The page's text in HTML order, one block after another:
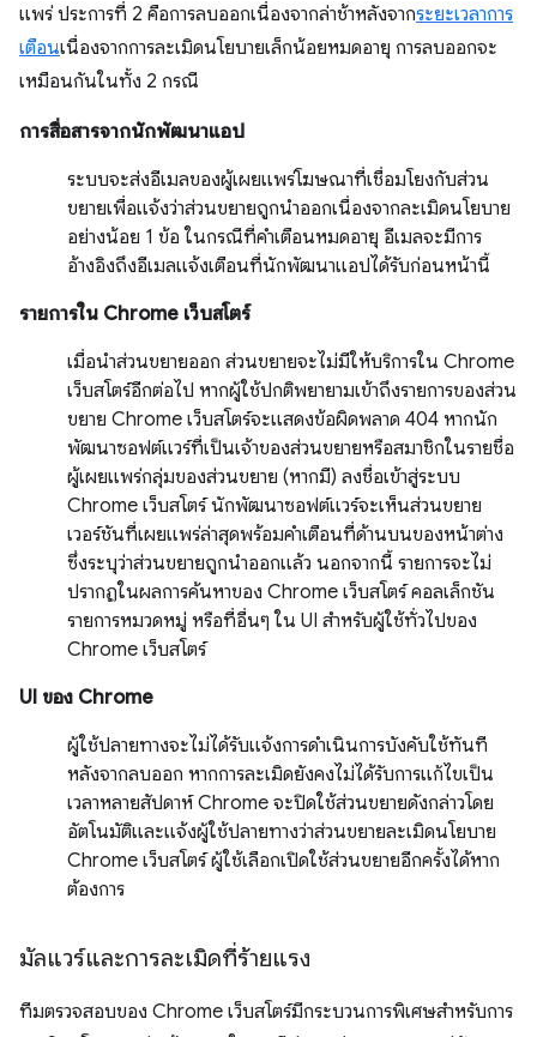
แพร่ ประการที่ 2 คือการลบออกเนื่องจากล่าช้าหลังจากระยะเวลาการ
เตือนเนื่องจากการละเมิดนโยบายเล็กน้อยหมดอายุ การลบออกจะ
เหมือนกันในทั้ง 2 กรณี
การสื่อสารจากนักพัฒนาแอป
ระบบจะส่งอีเมลของผู้เผยแพร่โฆษณาที่เชื่อมโยงกับส่วน
ขยายเพื่อแจ้งว่าส่วนขยายถูกนำออกเนื่องจากละเมิดนโยบาย
อย่างน้อย 1 ข้อ ในกรณีที่คำเตือนหมดอายุ อีเมลจะมีการ
อ้างอิงถึงอีเมลแจ้งเตือนที่นักพัฒนาแอปได้รับก่อนหน้านี้
รายการใน Chrome เว็บสโตร์
เมื่อนำส่วนขยายออก ส่วนขยายจะไม่มีให้บริการใน Chrome
เว็บสโตร์อีกต่อไป หากผู้ใช้ปกติพยายามเข้าถึงรายการของส่วน
ขยาย Chrome เว็บสโตร์จะแสดงข้อผิดพลาด 404 หากนัก
พัฒนาซอฟต์แวร์ที่เป็นเจ้าของส่วนขยายหรือสมาชิกในรายชื่อ
ผู้เผยแพร่กลุ่มของส่วนขยาย (หากมี) ลงชื่อเข้าสู่ระบบ
Chrome เว็บสโตร์ นักพัฒนาซอฟต์แวร์จะเห็นส่วนขยาย
เวอร์ชันที่เผยแพร่ล่าสุดพร้อมคำเตือนที่ด้านบนของหน้าต่าง
ซึ่งระบุว่าส่วนขยายถูกนำออกแล้ว นอกจากนี้ รายการจะไม่
ปรากฏในผลการค้นหาของ Chrome เว็บสโตร์ คอลเล็กชัน
รายการหมวดหมู่ หรือที่อื่นๆ ใน UI สำหรับผู้ใช้ทั่วไปของ
Chrome เว็บสโตร์
UI ของ Chrome
ผู้ใช้ปลายทางจะไม่ได้รับแจ้งการดำเนินการบังคับใช้ทันที
หลังจากลบออก หากการละเมิดยังคงไม่ได้รับการแก้ไขเป็น
เวลาหลายสัปดาห์ Chrome จะปิดใช้ส่วนขยายดังกล่าวโดย
อัตโนมัติและแจ้งผู้ใช้ปลายทางว่าส่วนขยายละเมิดนโยบาย
Chrome เว็บสโตร์ ผู้ใช้เลือกเปิดใช้ส่วนขยายอีกครั้งได้หาก
ต้องการ
มัลแวร์และการละเมิดที่ร้ายแรง
ทีมตรวจสอบของ Chrome เว็บสโตร์มีกระบวนการพิเศษสำหรับการ